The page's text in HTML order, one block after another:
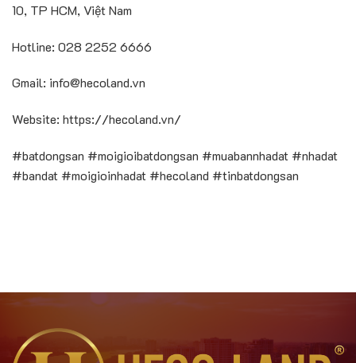
10, TP HCM, Việt Nam
Hotline: 028 2252 6666
Gmail: info@hecoland.vn
Website: https://hecoland.vn/
#batdongsan #moigioibatdongsan #muabannhadat #nhadat
#bandat #moigioinhadat #hecoland #tinbatdongsan